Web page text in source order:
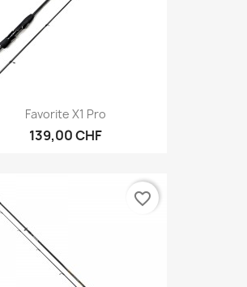
Favorite X1 Pro
139,00 CHF
favorite_border